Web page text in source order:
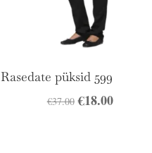
Rasedate püksid 599
€37.00 Algne
€18.00Praegune